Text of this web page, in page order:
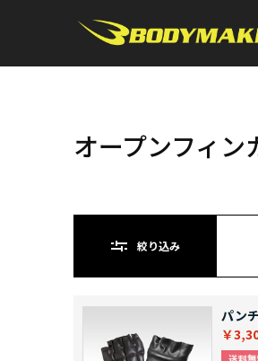
オープンフィン
絞り込み
パン
￥